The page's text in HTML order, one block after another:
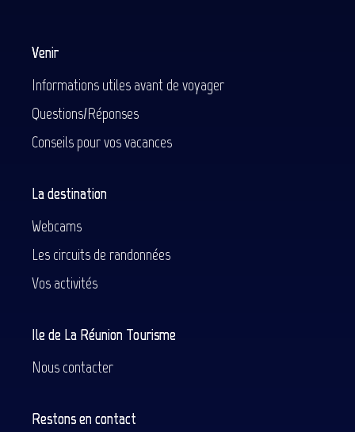
Venir
Informations utiles avant de voyager
Questions/Réponses
Conseils pour vos vacances
La destination
Webcams
Les circuits de randonnées
Vos activités
Ile de La Réunion Tourisme
Nous contacter
Restons en contact